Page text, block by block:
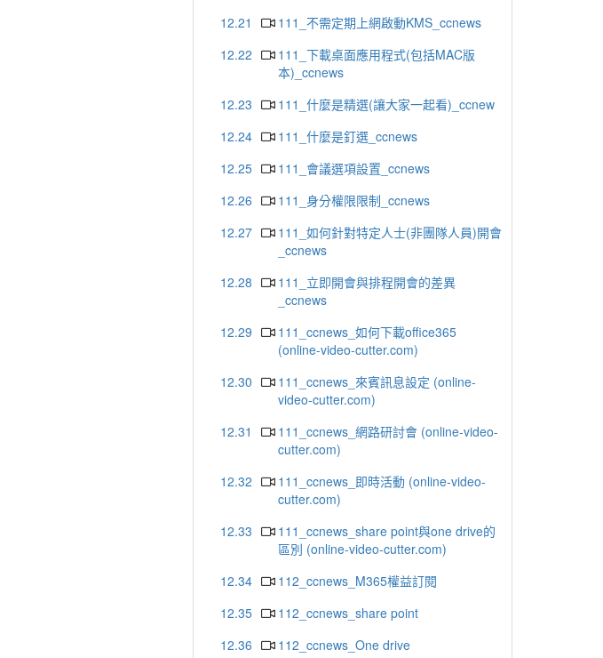
12.21
111_不需定期上網啟動KMS_ccnews
12.22
111_下載桌面應用程式(包括MAC版
本)_ccnews
12.23
111_什麼是精選(讓大家一起看)_ccnew
12.24
111_什麼是釘選_ccnews
12.25
111_會議選項設置_ccnews
12.26
111_身分權限限制_ccnews
12.27
111_如何針對特定人士(非團隊人員)開會
_ccnews
12.28
111_立即開會與排程開會的差異
_ccnews
12.29
111_ccnews_如何下載office365
(online-video-cutter.com)
12.30
111_ccnews_來賓訊息設定 (online-
video-cutter.com)
12.31
111_ccnews_網路研討會 (online-video-
cutter.com)
12.32
111_ccnews_即時活動 (online-video-
cutter.com)
12.33
111_ccnews_share point與one drive的
區別 (online-video-cutter.com)
12.34
112_ccnews_M365權益訂閱
12.35
112_ccnews_share point
12.36
112_ccnews_One drive